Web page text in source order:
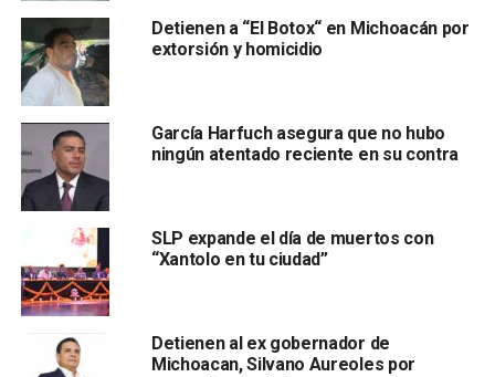
quienes se les argumentó que el cabello sería donado.
Por su parte, l
a Secretaría de Educación en el Estado,
reprobó los actos ocurridos al interior de la Escuela
Normal de Educación Física,
que de acuerdo a una denuncia pública, tuvieron lugar el
pasado 9 de septiembre, cuando un grupo de estudiantes
Detienen a “El Botox“ en Michoacán por
extorsión y homicidio
García Harfuch asegura que no hubo
ningún atentado reciente en su contra
SLP expande el día de muertos con
“Xantolo en tu ciudad”
Detienen al ex gobernador de
Michoacan, Silvano Aureoles por